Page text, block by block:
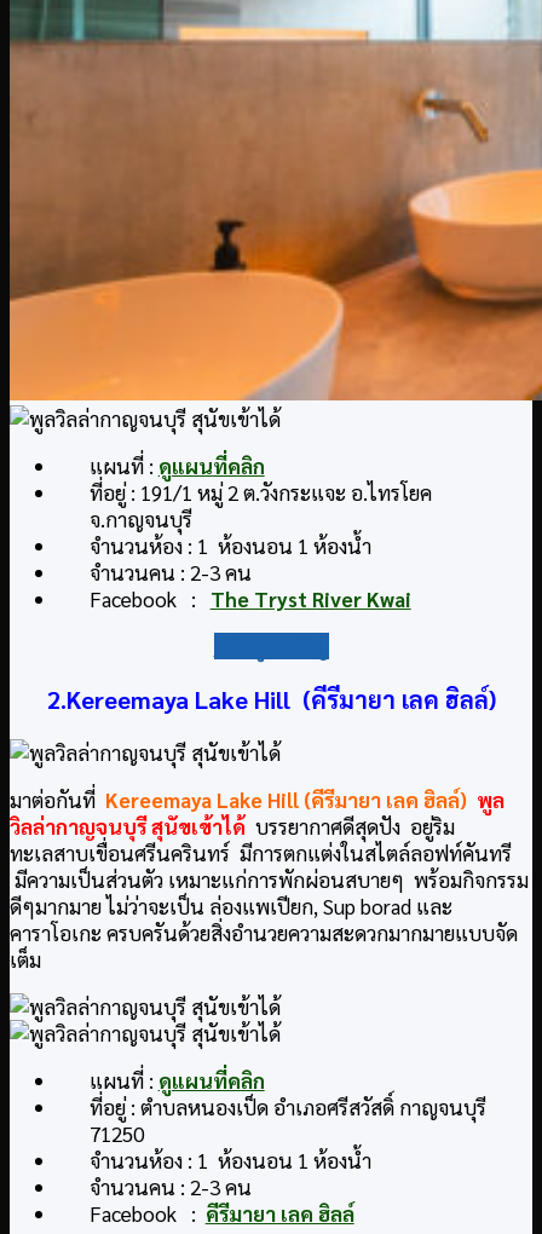
แผนที่ : ดูแผนที่คลิก
ที่อยู่ : 191/1 หมู่ 2 ต.วังกระแจะ อ.ไทรโยค
จ.กาญจนบุรี
จำนวนห้อง : 1 ห้องนอน 1 ห้องน้ำ
จำนวนคน : 2-3 คน
Facebook :
The Tryst River Kwai
2.Kereemaya Lake Hill (คีรีมายา เลค ฮิลล์)
มาต่อกันที่ Kereemaya Lake Hill (คีรีมายา เลค ฮิลล์) พูล
วิลล่ากาญจนบุรี สุนัขเข้าได้ บรรยากาศดีสุดปัง อยู่ริม
ทะเลสาบเขื่อนศรีนครินทร์ มีการตกแต่งในสไตล์ลอฟท์คันทรี
มีความเป็นส่วนตัว เหมาะแก่การพักผ่อนสบายๆ พร้อมกิจกรรม
ดีๆมากมาย ไม่ว่าจะเป็น ล่องแพเปียก, Sup borad และ
คาราโอเกะ ครบครันด้วยสิ่งอำนวยความสะดวกมากมายแบบจัด
เต็ม
แผนที่ : ดูแผนที่คลิก
ที่อยู่ : ตำบลหนองเป็ด อำเภอศรีสวัสดิ์ กาญจนบุรี
71250
จำนวนห้อง : 1 ห้องนอน 1 ห้องน้ำ
จำนวนคน : 2-3 คน
Facebook : คีรีมายา เลค ฮิลล์